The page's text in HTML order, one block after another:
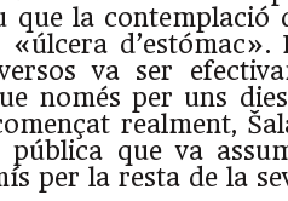
que la contemplació
«úlcera d’estómac».
va ser
només per uns
realment,
pública que va
per la resta de la